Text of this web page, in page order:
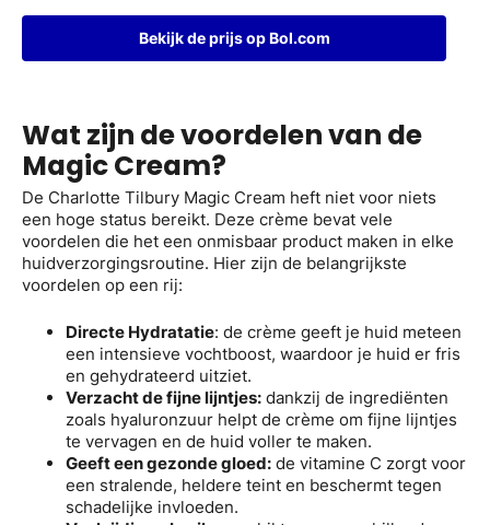
Bekijk de prijs op Bol.com
Wat zijn de voordelen van de
Magic Cream?
De Charlotte Tilbury Magic Cream heft niet voor niets
een hoge status bereikt. Deze crème bevat vele
voordelen die het een onmisbaar product maken in elke
huidverzorgingsroutine. Hier zijn de belangrijkste
voordelen op een rij:
Directe Hydratatie: de crème geeft je huid meteen
een intensieve vochtboost, waardoor je huid er fris
en gehydrateerd uitziet.
Verzacht de fijne lijntjes: dankzij de ingrediënten
zoals hyaluronzuur helpt de crème om fijne lijntjes
te vervagen en de huid voller te maken.
Geeft een gezonde gloed: de vitamine C zorgt voor
een stralende, heldere teint en beschermt tegen
schadelijke invloeden.